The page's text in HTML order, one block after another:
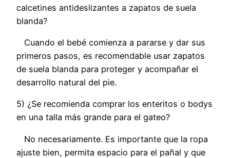
calcetines antideslizantes a zapatos de suela
blanda?
Cuando el bebé comienza a pararse y dar sus
primeros pasos, es recomendable usar zapatos
de suela blanda para proteger y acompañar el
desarrollo natural del pie.
5) ¿Se recomienda comprar los enteritos o bodys
en una talla más grande para el gateo?
No necesariamente. Es importante que la ropa
ajuste bien, permita espacio para el pañal y que